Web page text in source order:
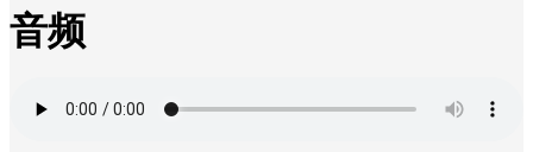
音频